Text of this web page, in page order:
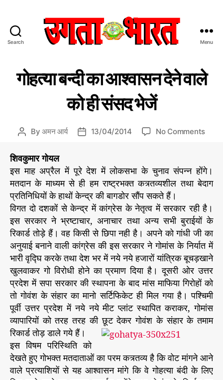
Search
ता
भा
र
त
हिं
दी
चा
र
प
त्र
Menu
C
e
s
गोहत्या बन्दी का आश्वासन देने वाले
को ही संसद भेजें
P
s
t
a
u
t
h
o
r
Byअमन आर्य
P
d
a
t
e
13/04/2014 No Commentso
त्या
ब
का
आ
श्वा
न
दे
ने
वा
ले
को
ही
भे
जें
शिवकुमार गोयल
इस माह अप्रैल में पूरे देश में लोकसभा के चुनाव संपन्न होंगे।
मतदान के माध्यम से ही हम राष्ट्रभक्त कत्र्तव्यशील तथा बेदाग
प्रतिनिधियों के हाथों केन्द्र की बागडोर सौंप सकते हैं।
विगत दो दशकों से केन्द्र में कांग्रेस के नेतृत्व में सरकार रही है।
इस सरकार ने भ्रष्टाचार, अनाचार तथा अन्य सभी बुराईयों के
रिकार्ड तोड़े हैं। वह किसी से छिपा नही है। अपने को गांधी जी का
अनुयाई बनाने वाली कांग्रेस की इस सरकार ने गोमांस के निर्यात में
भारी वृद्घि करके तथा देश भर में नये नये हजारों यांत्रिक बूचड़खाने
खुलवाकर गो विरोधी होने का प्रमाण दिया है। दूसरी ओर उत्तर
प्रदेश में सपा सरकार की स्थापना के बाद मांस माफिया गिरोहों को
तो गोवंश के संहार का मानो सर्टिफिकेट ही मिल गया है। पश्चिमी
पूर्वी उत्तर प्रदेश में नये नये मीट प्लांट स्थापित कराकर, गोमांस
व्यापारियों को तरह तरह की छूट देकर गोवंश के संहार के तमाम
रिकार्ड तोड़ डाले गये हैं।
इस विषम परिस्थिति को
देखते हुए गोभक्त मतदाताओं का परम कत्र्तव्य है कि वोट मांगने आने
वाले प्रत्याशियों से यह आश्वासन मांगे कि वे गोहत्या बंदी के लिए